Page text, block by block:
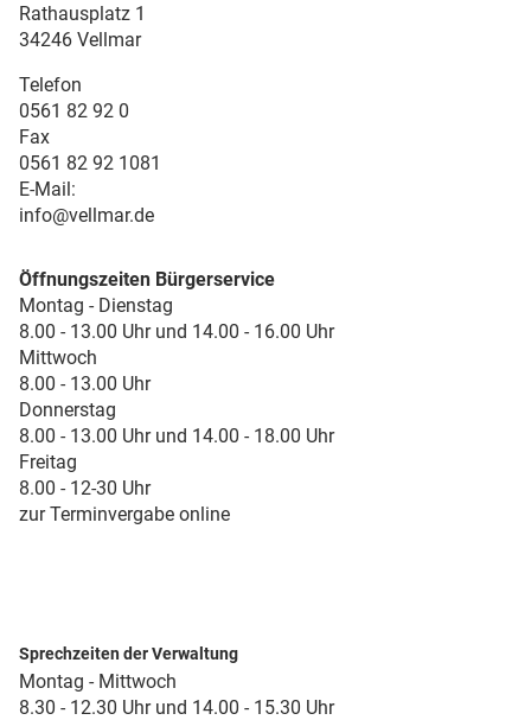
Rathausplatz 1
34246 Vellmar
Telefon
0561 82 92 0
Fax
0561 82 92 1081
E-Mail:
info@vellmar.de
Öffnungszeiten Bürgerservice
Montag - Dienstag
8.00 - 13.00 Uhr und 14.00 - 16.00 Uhr
Mittwoch
8.00 - 13.00 Uhr
Donnerstag
8.00 - 13.00 Uhr und 14.00 - 18.00 Uhr
Freitag
8.00 - 12-30 Uhr
zur Terminvergabe online
Sprechzeiten der Verwaltung
Montag - Mittwoch
8.30 - 12.30 Uhr und 14.00 - 15.30 Uhr